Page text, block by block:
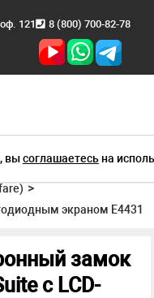
121 8 (800) 700-82-78
высоглашаетесьна
экраном E4431
замок
с LCD-